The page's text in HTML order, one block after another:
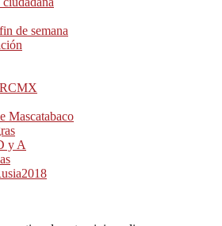
de semana
Mascatabaco
y A